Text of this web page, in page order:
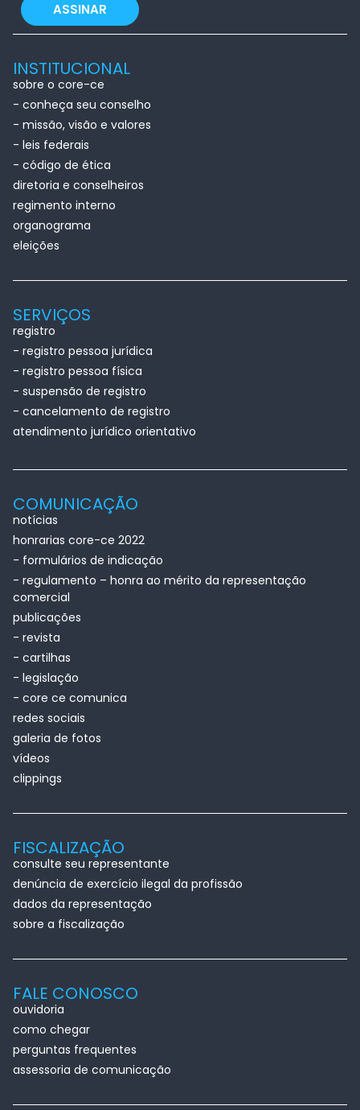
ASSINAR
INSTITUCIONAL
sobre o core-ce
- conheça seu conselho
- missão, visão e valores
- leis federais
- código de ética
diretoria e conselheiros
regimento interno
organograma
eleições
SERVIÇOS
registro
- registro pessoa jurídica
- registro pessoa física
- suspensão de registro
- cancelamento de registro
atendimento jurídico orientativo
COMUNICAÇÃO
notícias
honrarias core-ce 2022
- formulários de indicação
- regulamento – honra ao mérito da representação
comercial
publicações
- revista
- cartilhas
- legislação
- core ce comunica
redes sociais
galeria de fotos
vídeos
clippings
FISCALIZAÇÃO
consulte seu representante
denúncia de exercício ilegal da profissão
dados da representação
sobre a fiscalização
FALE CONOSCO
ouvidoria
como chegar
perguntas frequentes
assessoria de comunicação